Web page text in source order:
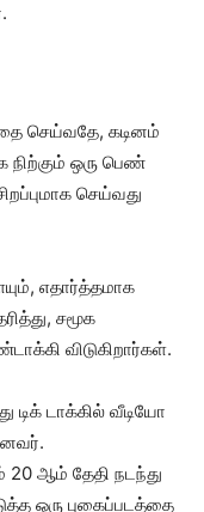
செய்வதே, கடினம்
ஒரு பெண்
செய்வது
எதார்த்தமாக
சமூக
விடுகிறார்கள்.
டாக்கில் வீடியோ
ஆம் தேதி நடந்து
ஒரு புகைப்படத்தை